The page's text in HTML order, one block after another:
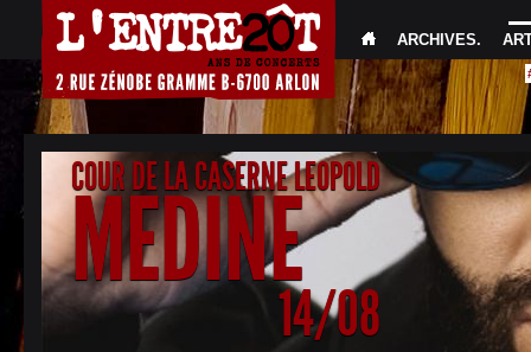
ARCHIVES.
COUR DE LA CASERNE LEOPOLD
MEDINE
14/08